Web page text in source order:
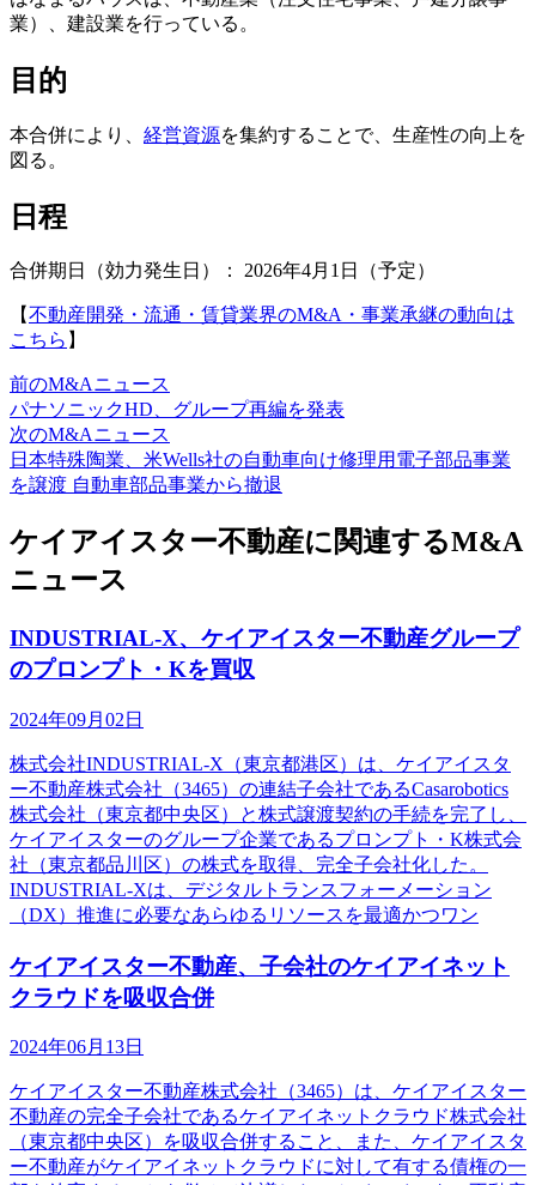
業）、建設業を行っている。
目的
本合併により、 経営資源を集約することで、生産性の向上を
図る。
日程
合併期日（効力発生日）： 2026年4月1日（予定）
【不動産開発・流通・賃貸業界のM&A・事業承継の動向は
こちら 】
前のM&Aニュース
パナソニックHD、グループ再編を発表
次のM&Aニュース
日本特殊陶業、米Wells社の自動車向け修理用電子部品事業
を譲渡 自動車部品事業から撤退
ケイアイスター不動産に関連するM&A
ニュース
INDUSTRIAL-X、ケイアイスター不動産グループ
のプロンプト・Kを買収
2024年09月02日
株式会社INDUSTRIAL-X（東京都港区）は、ケイアイスタ
ー不動産株式会社（3465）の連結子会社であるCasarobotics
株式会社（東京都中央区）と株式譲渡契約の手続を完了し、
ケイアイスターのグループ企業であるプロンプト・K株式会
社（東京都品川区）の株式を取得、完全子会社化した。
INDUSTRIAL-Xは、デジタルトランスフォーメーション
（DX）推進に必要なあらゆるリソースを最適かつワン
ケイアイスター不動産、子会社のケイアイネット
クラウドを吸収合併
2024年06月13日
ケイアイスター不動産株式会社（3465）は、ケイアイスター
不動産の完全子会社であるケイアイネットクラウド株式会社
（東京都中央区）を吸収合併すること、また、ケイアイスタ
ー不動産がケイアイネットクラウドに対して有する債権の一